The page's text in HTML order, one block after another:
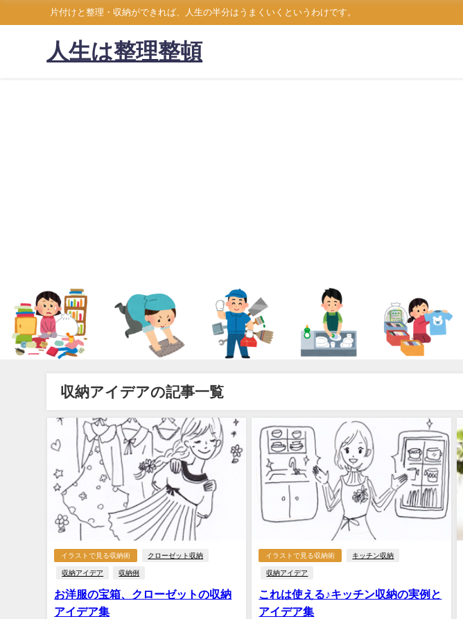
片付けと整理・収納ができれば、人生の半分はうまくいくというわけです。
人生は整理整頓
収納アイデアの記事一覧
イラストで見る収納術 クローゼット収納
収納アイデア 収納例
お洋服の宝箱、クローゼットの収納
アイデア集
イラストで見る収納術 キッチン収納
収納アイデア
これは使える♪キッチン収納の実例と
アイデア集